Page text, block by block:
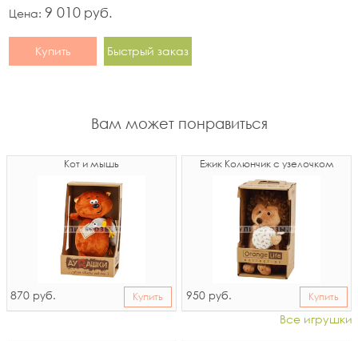
Цена: 9 010 руб.
Купить Быстрый заказ
Вам может понравиться
Кот и мышь
870 руб. Купить
Ёжик Колюнчик с узелочком
950 руб. Купить
Все игрушки